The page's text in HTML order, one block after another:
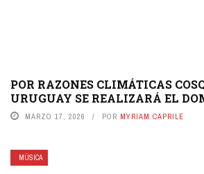
POR RAZONES CLIMÁTICAS
URUGUAY SE REALIZARÁ EL
MARZO 17, 2026 POR MYRIAM CAPRILE
MÚSICA